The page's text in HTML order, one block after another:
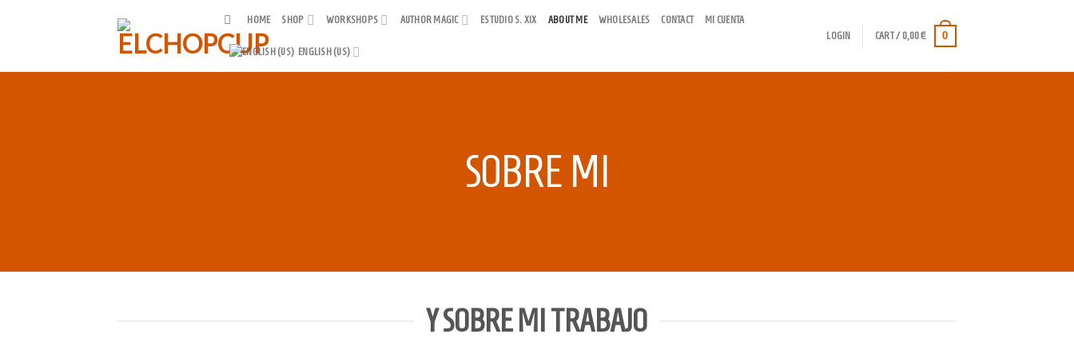
HOME SHOP WORKSHOPS AUTHOR MAGIC ESTUDIO S. XIX ABOUT ME WHOLESALES CONTACT MI CUENTA
ENGLISH (US)
LOGIN CART / 0,00€ 0
SOBRE MI
Y SOBRE MI TRABAJO